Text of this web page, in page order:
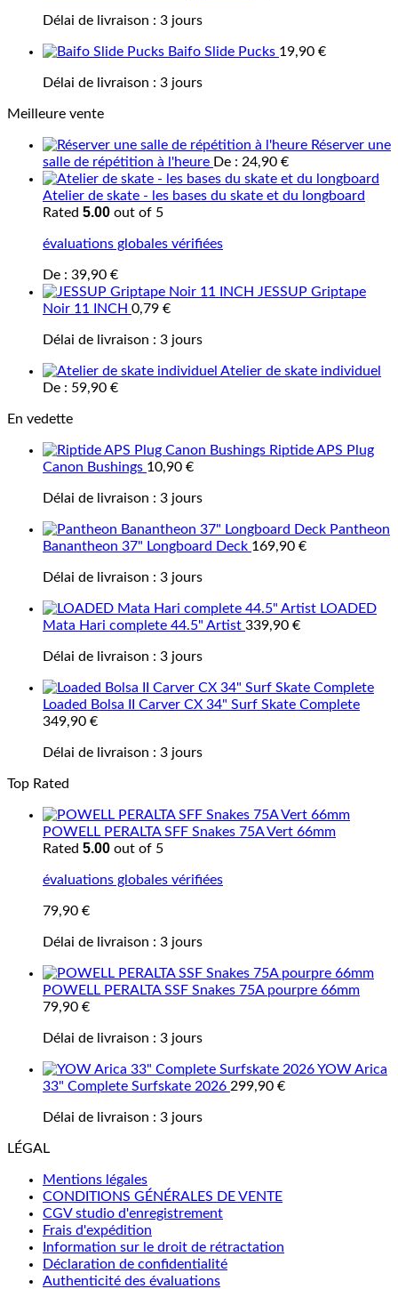
Délai de livraison : 3 jours
Baifo Slide Pucks 19,90 €
Délai de livraison : 3 jours
Meilleure vente
Réserver une
salle de répétition à l'heure De : 24,90 €
Atelier de skate - les bases du skate et du longboard
Rated 5.00 out of 5
évaluations globales vérifiées
De : 39,90 €
JESSUP Griptape
Noir 11 INCH 0,79 €
Délai de livraison : 3 jours
Atelier de skate individuel
De : 59,90 €
En vedette
Riptide APS Plug
Canon Bushings 10,90 €
Délai de livraison : 3 jours
Pantheon
Banantheon 37" Longboard Deck 169,90 €
Délai de livraison : 3 jours
LOADED
Mata Hari complete 44.5" Artist 339,90 €
Délai de livraison : 3 jours
Loaded Bolsa II Carver CX 34" Surf Skate Complete
349,90 €
Délai de livraison : 3 jours
Top Rated
POWELL PERALTA SFF Snakes 75A Vert 66mm
Rated 5.00 out of 5
évaluations globales vérifiées
79,90 €
Délai de livraison : 3 jours
POWELL PERALTA SSF Snakes 75A pourpre 66mm
79,90 €
Délai de livraison : 3 jours
YOW Arica
33" Complete Surfskate 2026 299,90 €
Délai de livraison : 3 jours
LÉGAL
Mentions légales
CONDITIONS GÉNÉRALES DE VENTE
CGV studio d'enregistrement
Frais d'expédition
Information sur le droit de rétractation
Déclaration de confidentialité
Authenticité des évaluations